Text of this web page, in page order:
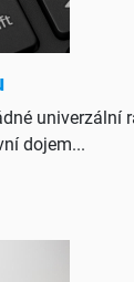
univerzální
dojem...